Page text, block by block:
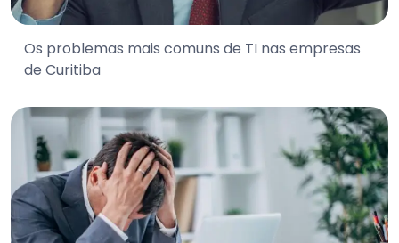
Os problemas mais comuns de TI nas empresas
de Curitiba